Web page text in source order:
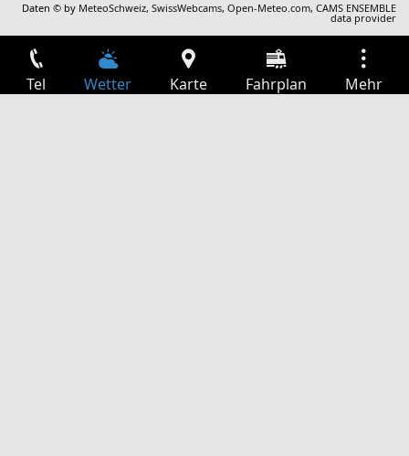
Daten © by MeteoSchweiz,SwissWebcams,Open-Meteo.com,CAMS ENSEMBLE
data provider
Tel Wetter Karte Fahrplan Mehr